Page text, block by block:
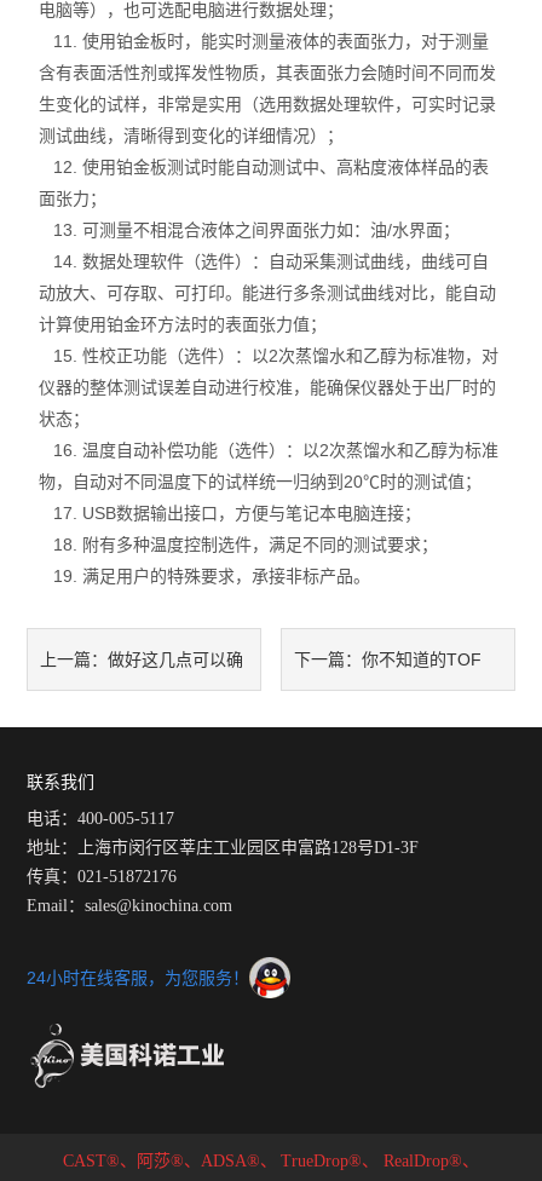
电脑等），也可选配电脑进行数据处理；
11. 使用铂金板时，能实时测量液体的表面张力，对于测量
含有表面活性剂或挥发性物质，其表面张力会随时间不同而发
生变化的试样，非常是实用（选用数据处理软件，可实时记录
测试曲线，清晰得到变化的详细情况）；
12. 使用铂金板测试时能自动测试中、高粘度液体样品的表
面张力；
13. 可测量不相混合液体之间界面张力如：油/水界面；
14. 数据处理软件（选件）：自动采集测试曲线，曲线可自
动放大、可存取、可打印。能进行多条测试曲线对比，能自动
计算使用铂金环方法时的表面张力值；
15. 性校正功能（选件）：以2次蒸馏水和乙醇为标准物，对
仪器的整体测试误差自动进行校准，能确保仪器处于出厂时的
状态；
16. 温度自动补偿功能（选件）：以2次蒸馏水和乙醇为标准
物，自动对不同温度下的试样统一归纳到20℃时的测试值；
17. USB数据输出接口，方便与笔记本电脑连接；
18. 附有多种温度控制选件，满足不同的测试要求；
19. 满足用户的特殊要求，承接非标产品。
上一篇：做好这几点可以确 下一篇： 你不知道的TOF
联系我们
电话：400-005-5117
地址：上海市闵行区莘庄工业园区申富路128号D1-3F
传真：021-51872176
Email：sales@kinochina.com
24小时在线客服，为您服务！
CAST®、阿莎®、ADSA®、 TrueDrop®、 RealDrop®、